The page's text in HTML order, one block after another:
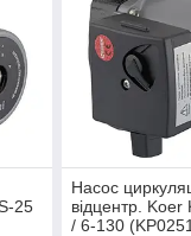
25
Насос
відцентр. Koer
/ 6-130